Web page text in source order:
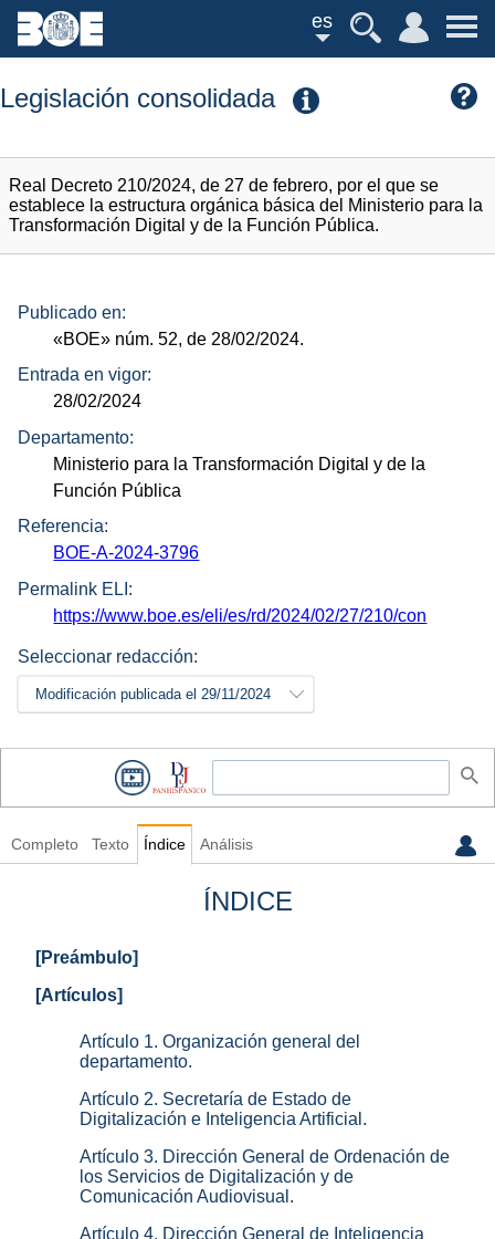
es
Legislación consolidada
Real Decreto 210/2024, de 27 de febrero, por el que se
establece la estructura orgánica básica del Ministerio para la
Transformación Digital y de la Función Pública.
Publicado en:
«BOE» núm. 52, de 28/02/2024.
Entrada en vigor:
28/02/2024
Departamento:
Ministerio para la Transformación Digital y de la
Función Pública
Referencia:
BOE-A-2024-3796
Permalink ELI:
https://www.boe.es/eli/es/rd/2024/02/27/210/con
Seleccionar redacción:
Modificación publicada el 29/11/2024
Completo Texto Índice Análisis
ÍNDICE
[Preámbulo]
[Artículos]
Artículo 1. Organización general del
departamento.
Artículo 2. Secretaría de Estado de
Digitalización e Inteligencia Artificial.
Artículo 3. Dirección General de Ordenación de
los Servicios de Digitalización y de
Comunicación Audiovisual.
Artículo 4. Dirección General de Inteligencia